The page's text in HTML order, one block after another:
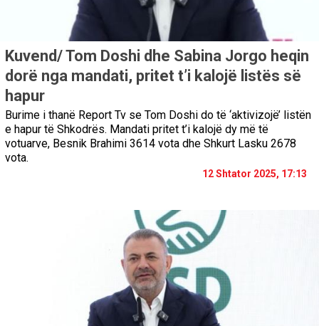
Kuvend/ Tom Doshi dhe Sabina Jorgo heqin
dorë nga mandati, pritet t’i kalojë listës së
hapur
Burime i thanë Report Tv se Tom Doshi do të ‘aktivizojë’ listën
e hapur të Shkodrës. Mandati pritet t’i kalojë dy më të
votuarve, Besnik Brahimi 3614 vota dhe Shkurt Lasku 2678
vota.
12 Shtator 2025, 17:13